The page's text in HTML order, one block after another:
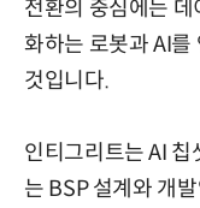
전환의 중심에는
화하는 로봇과 AI를
것입니다.
인티그리트는 AI 칩
는 BSP 설계와 개